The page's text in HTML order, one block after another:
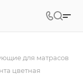
для матрасов
цветная